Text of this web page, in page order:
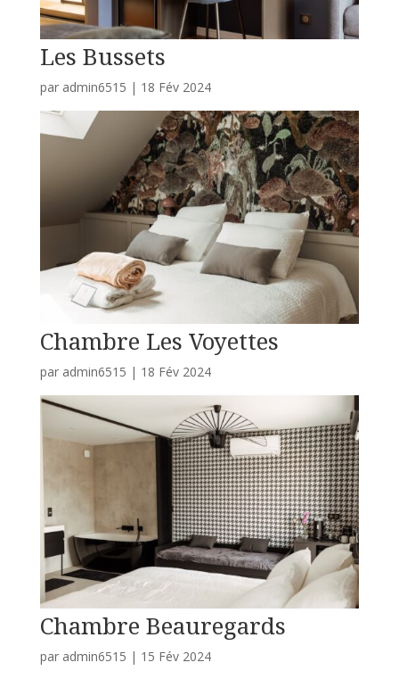
Les Bussets
par admin6515 | 18 Fév 2024
Chambre Les Voyettes
par admin6515 | 18 Fév 2024
Chambre Beauregards
par admin6515 | 15 Fév 2024